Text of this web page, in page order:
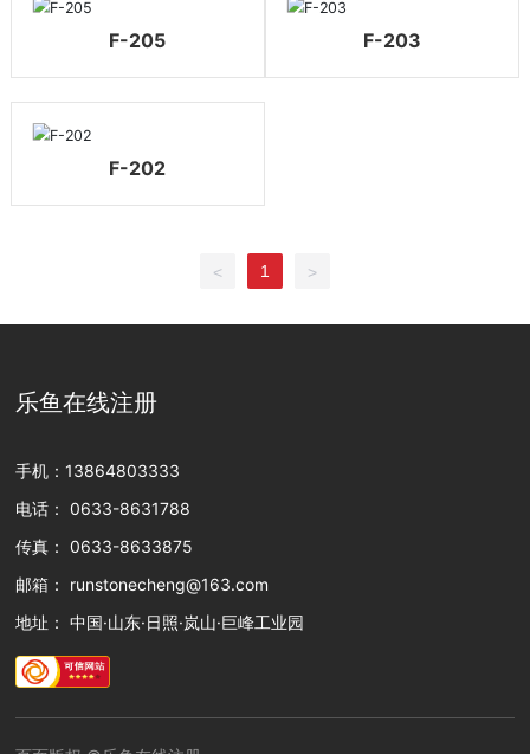
F-205 F-203
F-202
< 1 >
乐鱼在线注册
手机： 13864803333
电话：0633-8631788
传真：0633-8633875
邮箱： runstonecheng@163.com
地址： 中国·山东·日照·岚山·巨峰工业园